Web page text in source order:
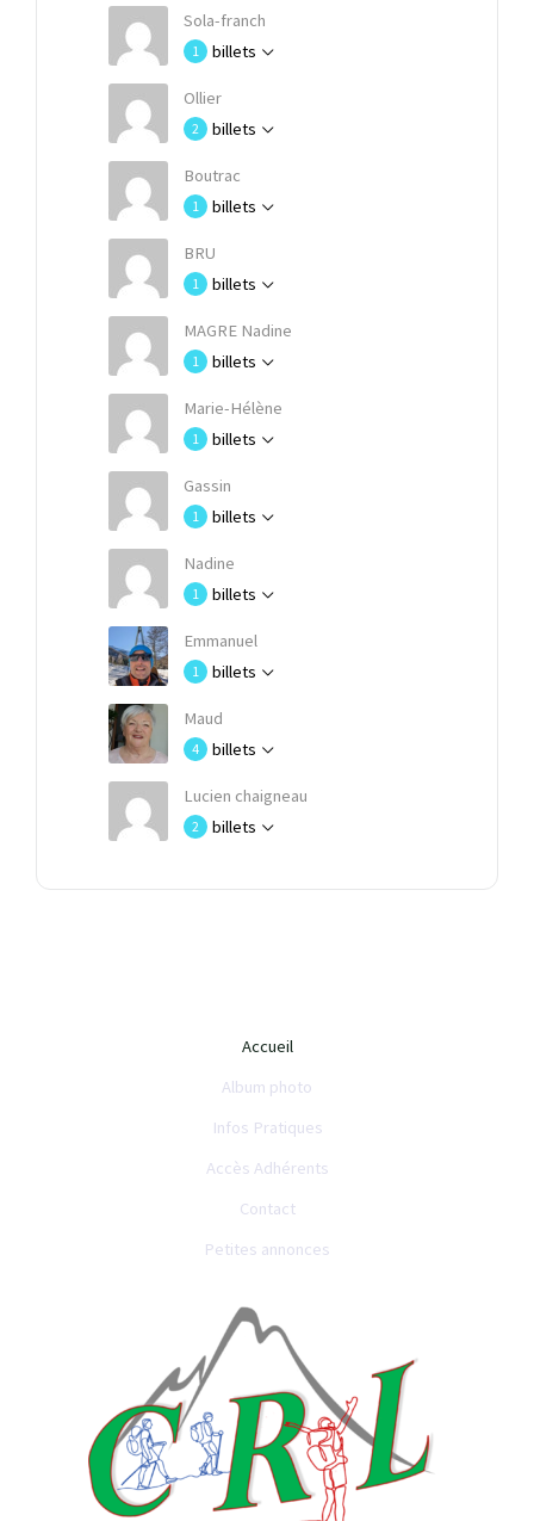
Sola-franch
1 billets
Ollier
2 billets
Boutrac
1 billets
BRU
1 billets
MAGRE Nadine
1 billets
Marie-Hélène
1 billets
Gassin
1 billets
Nadine
1 billets
Emmanuel
1 billets
Maud
4 billets
Lucien chaigneau
2 billets
Accueil
Album photo
Infos Pratiques
Accès Adhérents
Contact
Petites annonces